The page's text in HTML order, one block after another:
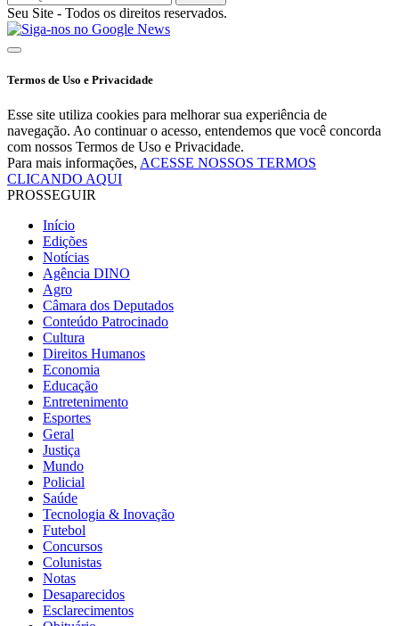
Seu Site - Todos os direitos reservados.
Termos de Uso e Privacidade
Esse site utiliza cookies para melhorar sua experiência de
navegação. Ao continuar o acesso, entendemos que você concorda
com nossos Termos de Uso e Privacidade.
Para mais informações, ACESSE NOSSOS TERMOS
CLICANDO AQUI
PROSSEGUIR
Início
Edições
Notícias
Agência DINO
Agro
Câmara dos Deputados
Conteúdo Patrocinado
Cultura
Direitos Humanos
Economia
Educação
Entretenimento
Esportes
Geral
Justiça
Mundo
Policial
Saúde
Tecnologia & Inovação
Futebol
Concursos
Colunistas
Notas
Desaparecidos
Esclarecimentos